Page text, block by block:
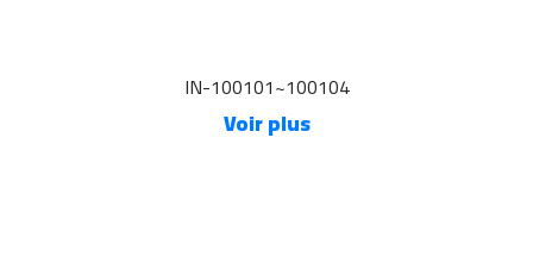
IN-100101~100104
Voir plus